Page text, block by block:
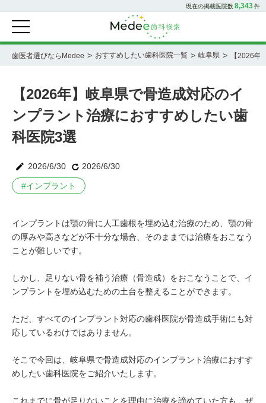
現在の掲載医院数8,343件
歯医者選びならMedee > おすすめしたい歯科医院一覧 > 岐阜県 > 【2026
【2026年】岐阜県で骨造成対応のイ
ンプラント治療におすすめしたい歯
科医院3選
2026/6/30 2026/6/30
#インプラント
インプラントは顎の骨に人工歯根を埋め込む治療のため、顎の骨
の厚みや高さなどが不十分な場合、そのままでは治療をおこなう
ことが難しいです。
しかし、足りない骨を補う治療（骨造成）をおこなうことで、イ
ンプラントを埋め込むための土台を整えることができます。
ただ、すべてのインプラント対応の歯科医院が骨造成手術にも対
応しているわけではありません。
そこで今回は、岐阜県で骨造成対応のインプラント治療におすす
めしたい歯科医院をご紹介いたします。
これまでに骨が足りないことを理由に治療を諦めていた方も、ぜ